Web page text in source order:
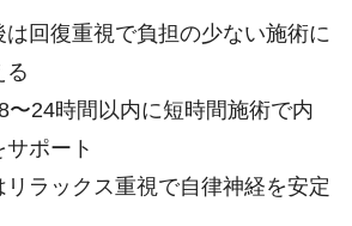
は回復重視で負担の少ない施術に
る
〜24時間以内に短時間施術で内
ポート
リラックス重視で自律神経を安定